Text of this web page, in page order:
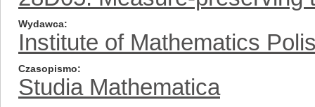
Wydawca
Institute of Mathematics
Czasopismo
Studia Mathematica